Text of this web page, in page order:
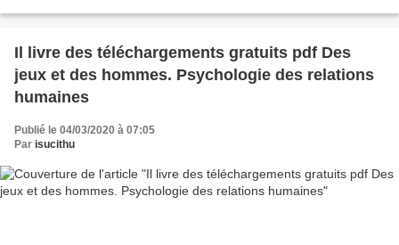
Il livre des téléchargements gratuits pdf Des
jeux et des hommes. Psychologie des relations
humaines
Publié le 04/03/2020 à 07:05
Par isucithu